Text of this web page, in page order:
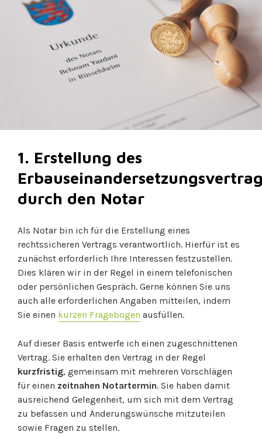
1. Erstellung des
durch den Notar
Als Notar bin ich für die Erstellung eines
rechtssicheren Vertrags verantwortlich. Hierfür ist es
zunächst erforderlich Ihre Interessen festzustellen.
Dies klären wir in der Regel in einem telefonischen
oder persönlichen Gespräch. Gerne können Sie uns
auch alle erforderlichen Angaben mitteilen, indem
Sie einen kurzen Fragebogen ausfüllen.
Auf dieser Basis entwerfe ich einen zugeschnittenen
Vertrag. Sie erhalten den Vertrag in der Regel
kurzfristig, gemeinsam mit mehreren Vorschlägen
für einen zeitnahen Notartermin. Sie haben damit
ausreichend Gelegenheit, um sich mit dem Vertrag
zu befassen und Änderungswünsche mitzuteilen
sowie Fragen zu stellen.